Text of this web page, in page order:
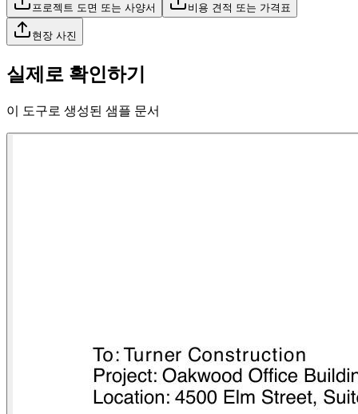
프로젝트 도면 또는 사양서 비용 견적 또는 가격표
현장 사진
실제로 확인하기
이 도구로 생성된 샘플 문서